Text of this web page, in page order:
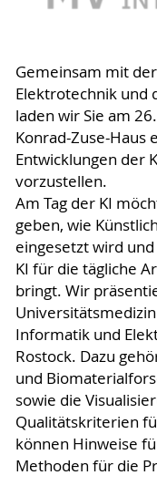
Gemeinsam mit
Elektrotechnik und
laden wir Sie am
Konrad-Zuse-Haus
Entwicklungen der
vorzustellen.
Am Tag der KI
geben, wie
eingesetzt wird
KI für die tägliche
bringt. Wir
Informatik und
Rostock. Dazu
und
sowie die
Qualitätskriterien
können Hinweise
Methoden für die